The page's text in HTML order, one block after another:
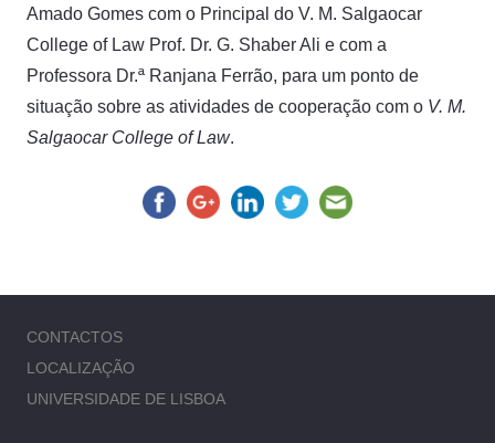
Amado Gomes com o Principal do V. M. Salgaocar
College of Law Prof. Dr. G. Shaber Ali e com a
Professora Dr.ª Ranjana Ferrão, para um ponto de
situação sobre as atividades de cooperação com o V. M.
Salgaocar College of Law.
CONTACTOS
LOCALIZAÇÃO
UNIVERSIDADE DE LISBOA